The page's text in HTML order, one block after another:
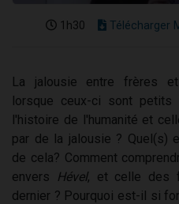
1h30 Télécharger
La jalousie entre frères
lorsque ceux-ci sont
l'histoire de l'humanité et
par de la jalousie ? Quel(s)
de cela? Comment
envers
Hével, et celle des
dernier ? Pourquoi est-il si